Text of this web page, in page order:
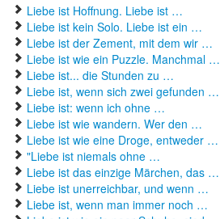
Liebe ist Hoffnung. Liebe ist …
Liebe ist kein Solo. Liebe ist ein …
Liebe ist der Zement, mit dem wir …
Liebe ist wie ein Puzzle. Manchmal …
Liebe ist... die Stunden zu …
Liebe ist, wenn sich zwei gefunden …
Liebe ist: wenn ich ohne …
Liebe ist wie wandern. Wer den …
Liebe ist wie eine Droge, entweder …
"Liebe ist niemals ohne …
Liebe ist das einzige Märchen, das …
Liebe ist unerreichbar, und wenn …
Liebe ist, wenn man immer noch …